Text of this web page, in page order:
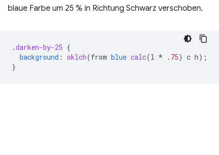
blaue Farbe um 25 % in Richtung Schwarz verschoben.
.darken-by-25 {
background : oklch(from blue calc(l * .75) c h);
}